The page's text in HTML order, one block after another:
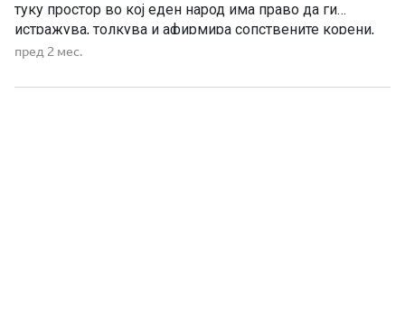
туку простор во кој еден народ има право да ги
истражува, толкува и афирмира сопствените корени,
идентитет и културно наследство. Историјата им дава
особено ако систематски се негирани и
пред 2 мес.